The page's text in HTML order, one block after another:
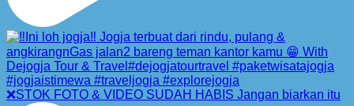
❌STOK FOTO & VIDEO SUDAH HABIS Jangan biarkan itu